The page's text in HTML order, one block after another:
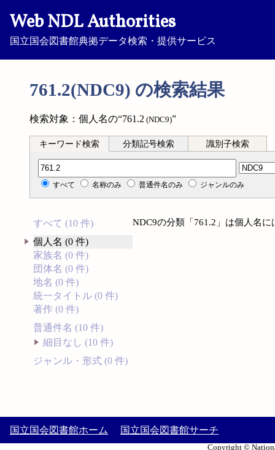
Web NDL Authorities
国立国会図書館典拠データ検索・提供サービス
761.2(NDC9) の検索結果
検索対象：個人名の“761.2 (NDC9)”
キーワード検索 分類記号検索 識別子検索
分類記号検索
すべて 名称のみ 普通件名のみ ジャンルのみ
すべて (10 件)
個人名 (0 件)
家族名 (0 件)
団体名 (0 件)
地名 (0 件)
統一タイトル (0 件)
著作 (0 件)
普通件名 (10 件)
細目なし (10 件)
ジャンル・形式 (0 件)
NDC9の分類「761.2」は個人名
国立国会図書館ホーム 国立国会図書館サーチ
Copyright ©